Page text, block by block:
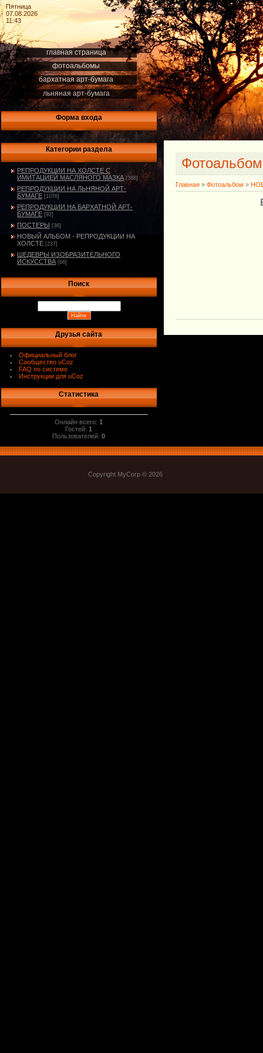
Пятница
07.08.2026
11:43
главная страница
фотоальбомы
бархатная арт-бумага
льняная арт-бумага
Форма входа
Категории раздела
РЕПРОДУКЦИИ НА ХОЛСТЕ С
ИМИТАЦИЕЙ МАСЛЯНОГО МАЗКА [388]
РЕПРОДУКЦИИ НА ЛЬНЯНОЙ АРТ-
БУМАГЕ [1076]
РЕПРОДУКЦИИ НА БАРХАТНОЙ АРТ-
БУМАГЕ [92]
ПОСТЕРЫ [36]
НОВЫЙ АЛЬБОМ - РЕПРОДУКЦИИ НА
ХОЛСТЕ [237]
ШЕДЕВРЫ ИЗОБРАЗИТЕЛЬНОГО
ИСКУССТВА [68]
Поиск
Друзья сайта
Официальный блог
Сообщество uCoz
FAQ по системе
Инструкции для uCoz
Статистика
Онлайн всего:1
Гостей:1
Пользователей:0
Главная » Фотоальбом »
Copyright MyCorp © 2026